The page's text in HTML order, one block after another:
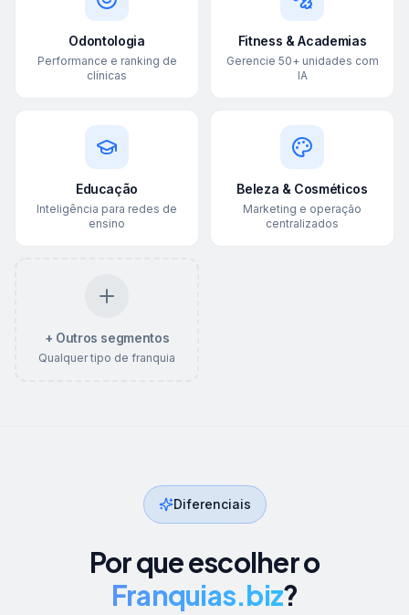
Odontologia
Performance e ranking de
clínicas
Fitness & Academias
Gerencie 50+ unidades com
IA
Educação
Inteligência para redes de
ensino
Beleza & Cosméticos
Marketing e operação
centralizados
+ Outros segmentos
Qualquer tipo de franquia
Diferenciais
Por que escolher o
Franquias.biz?